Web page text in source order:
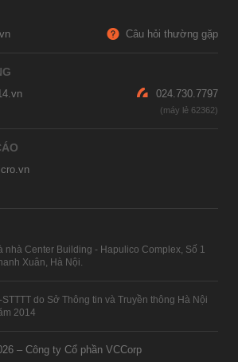
Câu hỏi thường gặp
024.730.7797
nhà Center Building - Hapulico Complex, Số 1
Xuân, Hà Nội.
do Sở Thông tin và Truyền thông Hà Nội
2014
– Công ty Cổ phần VCCorp